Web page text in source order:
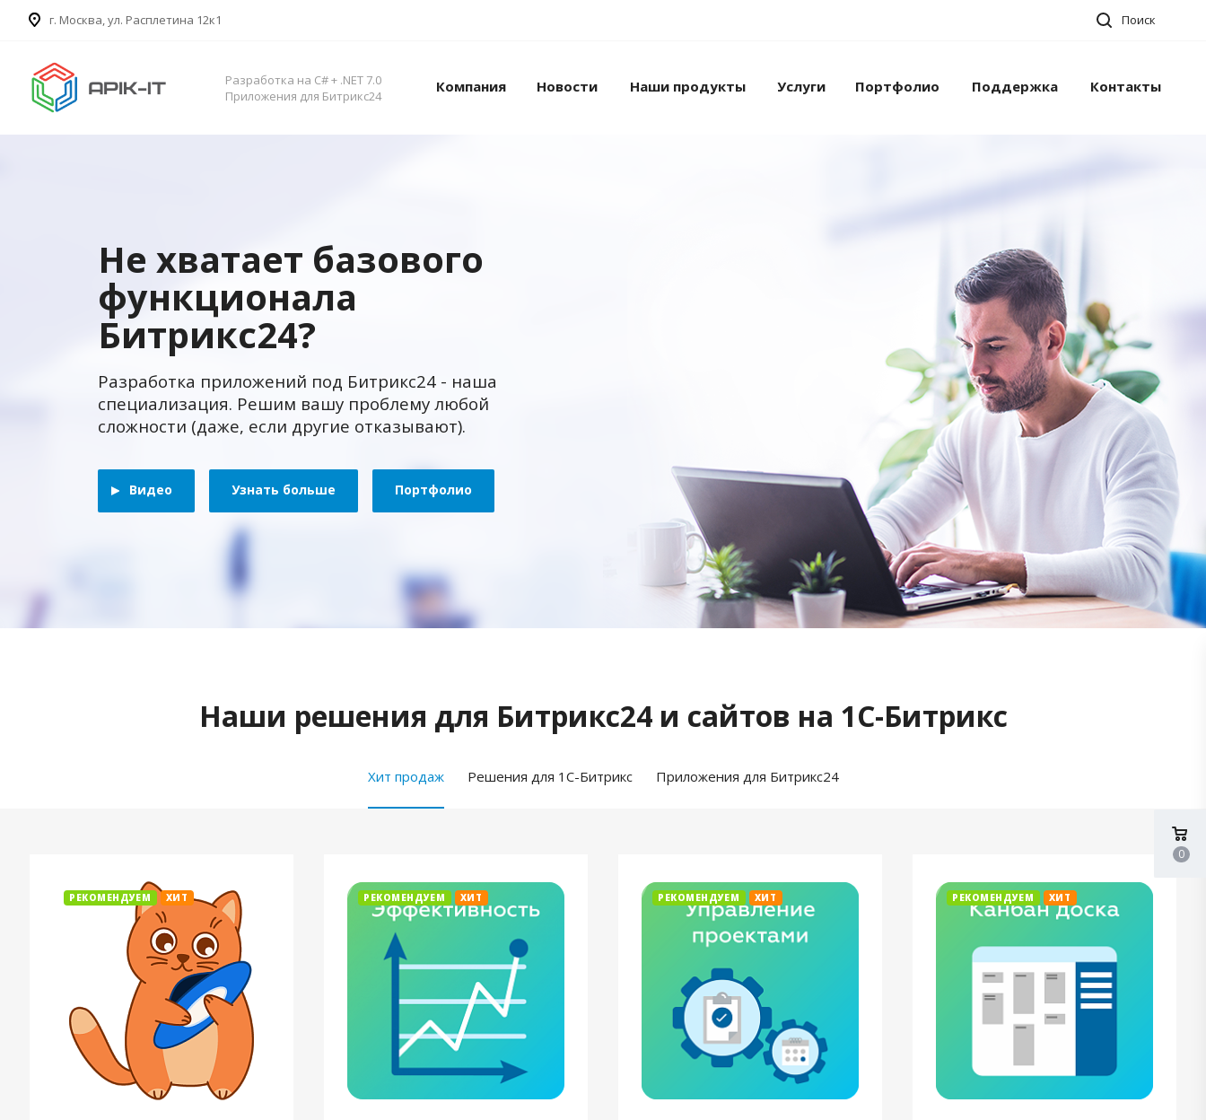
​г. Москва, ул. Расплетина 12к1 Поиск
Разработка на C# + .NET 7.0
Приложения для Битрикс24
Компания Новости Наши продукты Услуги Портфолио Поддержка Контакты
Не хватает базового
функционала
Битрикс24?
Разработка приложений под Битрикс24 - наша
специализация. Решим вашу проблему любой
сложности (даже, если другие отказывают).
Видео Узнать больше Портфолио
Наши решения для Битрикс24 и сайтов на 1С-Битрикс
Хит продаж Решения для 1С-Битрикс Приложения для Битрикс24
РЕКОМЕНДУЕМ ХИТ РЕКОМЕНДУЕМ ХИТ РЕКОМЕНДУЕМ ХИТ РЕКОМЕНДУЕМ ХИТ
0